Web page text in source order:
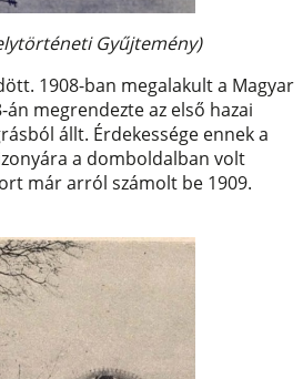
Gyűjtemény)
1908-ban megalakult a Magyar
megrendezte az első hazai
állt. Érdekessége ennek a
a domboldalban volt
már arról számolt be 1909.